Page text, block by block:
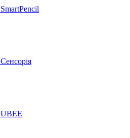
SmartPencil
Сенсорія
UBEE